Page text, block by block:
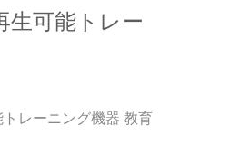
生可能トレー
レーニング機器 教育